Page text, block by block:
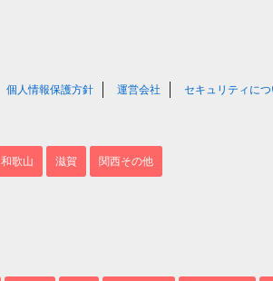
個人情報保護方針 運営会社 セキュリティにつ
和歌山 滋賀 関西その他